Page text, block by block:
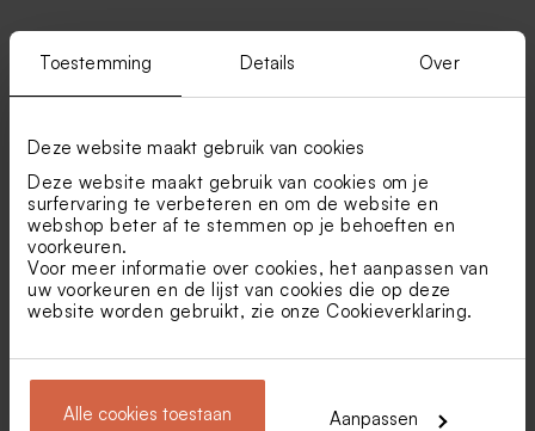
Toestemming Details Over
Deze website maakt gebruik van cookies
Deze website maakt gebruik van cookies om je
surfervaring te verbeteren en om de website en
webshop beter af te stemmen op je behoeften en
voorkeuren.
Voor meer informatie over cookies, het aanpassen van
uw voorkeuren en de lijst van cookies die op deze
website worden gebruikt, zie onze Cookieverklaring.
Alle cookies toestaan Aanpassen
Vind je misschien ook leuk
Limited edition
Limited edition